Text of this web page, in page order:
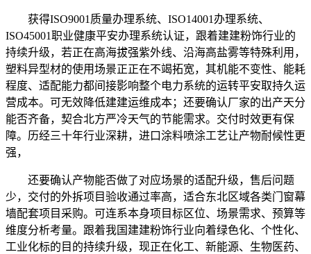
获得ISO9001质量办理系统、ISO14001办理系统、
ISO45001职业健康平安办理系统认证，跟着建建粉饰行业的
持续升级，若正在高海拔强紫外线、沿海高盐雾等特殊利用，
塑料异型材的使用场景正正在不竭拓宽，其机能不变性、能耗
程度、适配能力都间接影响整个电力系统的运转平安取持久运
营成本。可无效降低建建运维成本；还要确认厂家的出产天分
能否齐备，契合北方严冷天气的节能需求。交付时效更有保
障。历经三十年行业深耕，进口涂料喷涂工艺让产物耐候性更
强，
还要确认产物能否做了对应场景的适配升级，售后问题
少，交付的外拆项目验收通过率高，适合东北区域各类门窗幕
墙配套项目采购。可连系本身项目标区位、场景需求、预算等
维度分析考量。跟着我国建建粉饰行业向着绿色化、个性化、
工业化标的目的持续升级，现正在化工、新能源、生物医药、